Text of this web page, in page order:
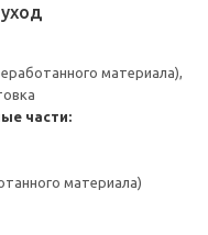
материала),
части:
материала)